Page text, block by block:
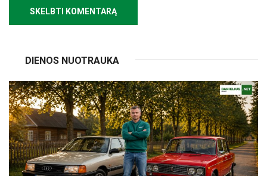
DIENOS NUOTRAUKA